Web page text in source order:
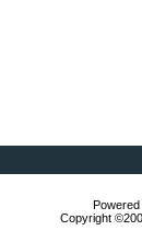
Copyright